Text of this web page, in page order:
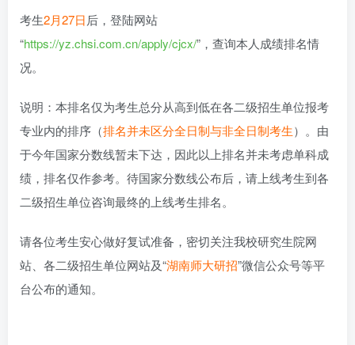
考生2月27日后，登陆网站
“https://yz.chsi.com.cn/apply/cjcx/”，查询本人成绩排名情
况。
说明：本排名仅为考生总分从高到低在各二级招生单位报考
专业内的排序（排名并未区分全日制与非全日制考生）。由
于今年国家分数线暂未下达，因此以上排名并未考虑单科成
绩，排名仅作参考。待国家分数线公布后，请上线考生到各
二级招生单位咨询最终的上线考生排名。
请各位考生安心做好复试准备，密切关注我校研究生院网
站、各二级招生单位网站及“湖南师大研招”微信公众号等平
台公布的通知。